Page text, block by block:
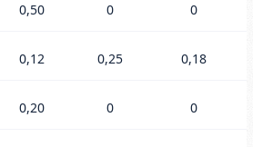
0,50 0 0
0,12 0,25 0,18
0,20 0 0